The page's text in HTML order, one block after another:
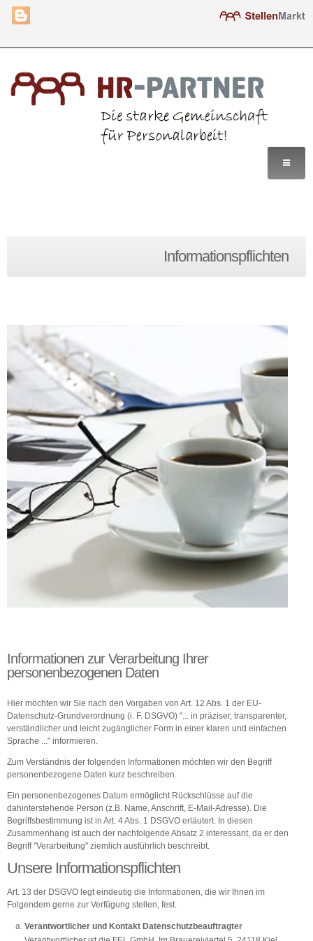
Kontakt
Informationspflichten
Informationen zur Verarbeitung Ihrer
personenbezogenen Daten
Hier möchten wir Sie nach den Vorgaben von Art. 12 Abs. 1 der EU-
Datenschutz-Grundverordnung (i. F. DSGVO) "... in präziser, transparenter,
verständlicher und leicht zugänglicher Form in einer klaren und einfachen
Sprache ..." informieren.
Zum Verständnis der folgenden Informationen möchten wir den Begriff
personenbezogene Daten kurz beschreiben.
Ein personenbezogenes Datum ermöglicht Rückschlüsse auf die
dahinterstehende Person (z.B. Name, Anschrift, E-Mail-Adresse). Die
Begriffsbestimmung ist in Art. 4 Abs. 1 DSGVO erläutert. In diesen
Zusammenhang ist auch der nachfolgende Absatz 2 interessant, da er den
Begriff "Verarbeitung" ziemlich ausführlich beschreibt.
Unsere Informationspflichten
Art. 13 der DSGVO legt eindeutig die Informationen, die wir Ihnen im
Folgendem gerne zur Verfügung stellen, fest.
Verantwortlicher und Kontakt Datenschutzbeauftragter